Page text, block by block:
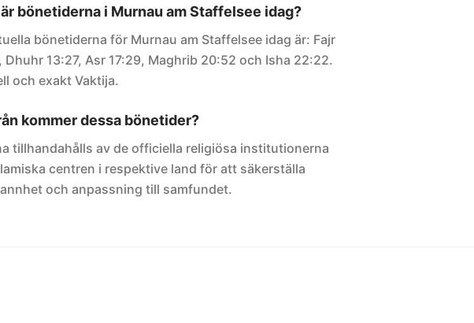
bönetiderna i Murnau am Staffelsee idag?
bönetiderna för Murnau am Staffelsee idag är: Fajr
Dhuhr 13:27, Asr 17:29, Maghrib 20:52 och Isha 22:22.
och exakt Vaktija.
kommer dessa bönetider?
tillhandahålls av de officiella religiösa institutionerna
centren i respektive land för att säkerställa
och anpassning till samfundet.